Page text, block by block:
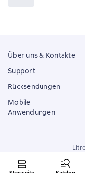
Über uns & Kontakte
Support
Rücksendungen
Mobile
Anwendungen